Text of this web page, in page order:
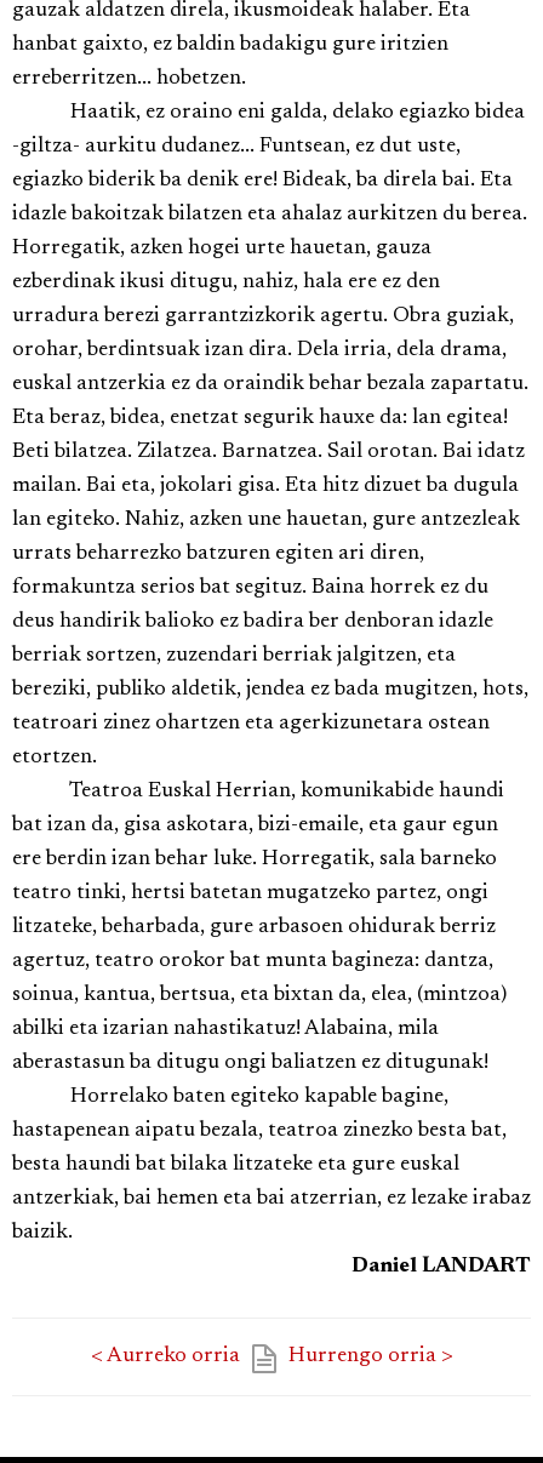
gauzak aldatzen direla, ikusmoideak halaber. Eta
hanbat gaixto, ez baldin badakigu gure iritzien
erreberritzen... hobetzen.
Haatik, ez oraino eni galda, delako egiazko bidea
-giltza- aurkitu dudanez... Funtsean, ez dut uste,
egiazko biderik ba denik ere! Bideak, ba direla bai. Eta
idazle bakoitzak bilatzen eta ahalaz aurkitzen du berea.
Horregatik, azken hogei urte hauetan, gauza
ezberdinak ikusi ditugu, nahiz, hala ere ez den
urradura berezi garrantzizkorik agertu. Obra guziak,
orohar, berdintsuak izan dira. Dela irria, dela drama,
euskal antzerkia ez da oraindik behar bezala zapartatu.
Eta beraz, bidea, enetzat segurik hauxe da: lan egitea!
Beti bilatzea. Zilatzea. Barnatzea. Sail orotan. Bai idatz
mailan. Bai eta, jokolari gisa. Eta hitz dizuet ba dugula
lan egiteko. Nahiz, azken une hauetan, gure antzezleak
urrats beharrezko batzuren egiten ari diren,
formakuntza serios bat segituz. Baina horrek ez du
deus handirik balioko ez badira ber denboran idazle
berriak sortzen, zuzendari berriak jalgitzen, eta
bereziki, publiko aldetik, jendea ez bada mugitzen, hots,
teatroari zinez ohartzen eta agerkizunetara ostean
etortzen.
Teatroa Euskal Herrian, komunikabide haundi
bat izan da, gisa askotara, bizi-emaile, eta gaur egun
ere berdin izan behar luke. Horregatik, sala barneko
teatro tinki, hertsi batetan mugatzeko partez, ongi
litzateke, beharbada, gure arbasoen ohidurak berriz
agertuz, teatro orokor bat munta bagineza: dantza,
soinua, kantua, bertsua, eta bixtan da, elea, (mintzoa)
abilki eta izarian nahastikatuz! Alabaina, mila
aberastasun ba ditugu ongi baliatzen ez ditugunak!
Horrelako baten egiteko kapable bagine,
hastapenean aipatu bezala, teatroa zinezko besta bat,
besta haundi bat bilaka litzateke eta gure euskal
antzerkiak, bai hemen eta bai atzerrian, ez lezake irabaz
baizik.
Daniel LANDART
< Aurreko orria Hurrengo orria >